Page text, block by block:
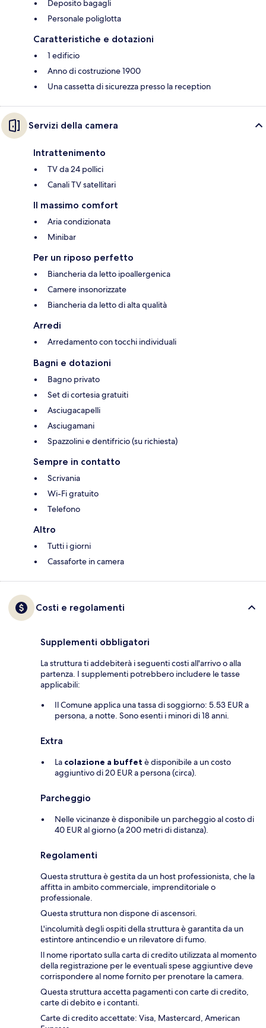
Deposito bagagli
Personale poliglotta
Caratteristiche e dotazioni
1 edificio
Anno di costruzione 1900
Una cassetta di sicurezza presso la reception
Servizi della camera
Intrattenimento
TV da 24 pollici
Canali TV satellitari
Il massimo comfort
Aria condizionata
Minibar
Per un riposo perfetto
Biancheria da letto ipoallergenica
Camere insonorizzate
Biancheria da letto di alta qualità
Arredi
Arredamento con tocchi individuali
Bagni e dotazioni
Bagno privato
Set di cortesia gratuiti
Asciugacapelli
Asciugamani
Spazzolini e dentifricio (su richiesta)
Sempre in contatto
Scrivania
Wi-Fi gratuito
Telefono
Altro
Tutti i giorni
Cassaforte in camera
Costi e regolamenti
Supplementi obbligatori
La struttura ti addebiterà i seguenti costi all'arrivo o alla
partenza. I supplementi potrebbero includere le tasse
applicabili:
Il Comune applica una tassa di soggiorno: 5.53 EUR a
persona, a notte. Sono esenti i minori di 18 anni.
Extra
La colazione a buffet è disponibile a un costo
aggiuntivo di 20 EUR a persona (circa).
Parcheggio
Nelle vicinanze è disponibile un parcheggio al costo di
40 EUR al giorno (a 200 metri di distanza).
Regolamenti
Questa struttura è gestita da un host professionista, che la
affitta in ambito commerciale, imprenditoriale o
professionale.
Questa struttura non dispone di ascensori.
L'incolumità degli ospiti della struttura è garantita da un
estintore antincendio e un rilevatore di fumo.
Il nome riportato sulla carta di credito utilizzata al momento
della registrazione per le eventuali spese aggiuntive deve
corrispondere al nome fornito per prenotare la camera.
Questa struttura accetta pagamenti con carte di credito,
carte di debito e i contanti.
Carte di credito accettate: Visa, Mastercard, American